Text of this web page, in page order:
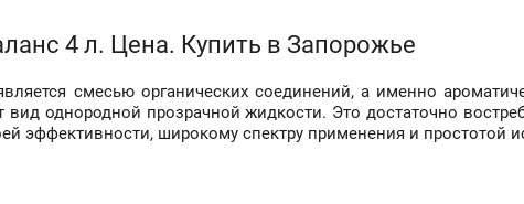
4 л. Цена. Купить в Запорожье
смесью органических соединений, а именно
однородной прозрачной жидкости. Это достаточно
эффективности, широкому спектру применения и простотой